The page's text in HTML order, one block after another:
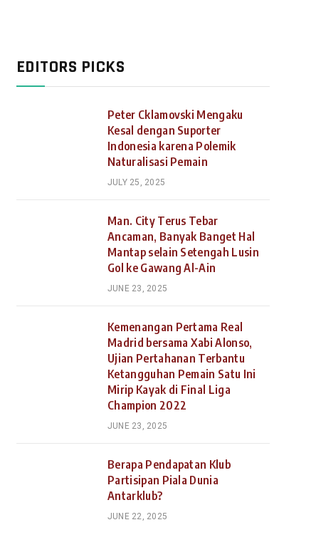
EDITORS PICKS
Peter Cklamovski Mengaku
Kesal dengan Suporter
Indonesia karena Polemik
Naturalisasi Pemain
JULY 25, 2025
Man. City Terus Tebar
Ancaman, Banyak Banget Hal
Mantap selain Setengah Lusin
Gol ke Gawang Al-Ain
JUNE 23, 2025
Kemenangan Pertama Real
Madrid bersama Xabi Alonso,
Ujian Pertahanan Terbantu
Ketangguhan Pemain Satu Ini
Mirip Kayak di Final Liga
Champion 2022
JUNE 23, 2025
Berapa Pendapatan Klub
Partisipan Piala Dunia
Antarklub?
JUNE 22, 2025